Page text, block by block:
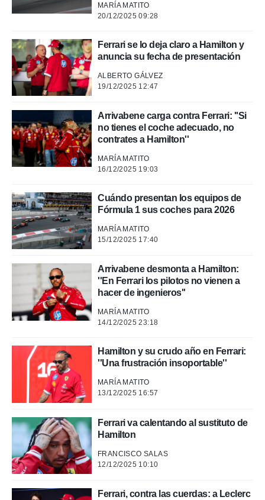
publicidad
1199
MARÍA MATITO
20/12/2025 09:28
Ferrari se lo deja claro a Hamilton y
anuncia su fecha de presentación
ALBERTO GÁLVEZ
19/12/2025 12:47
Arrivabene carga contra Ferrari: ''Si
no tienes el coche adecuado, no
contrates a Hamilton''
MARÍA MATITO
16/12/2025 19:03
Cuándo presentan los equipos de
Fórmula 1 sus coches para 2026
MARÍA MATITO
15/12/2025 17:40
Arrivabene desmonta a Hamilton:
''En Ferrari los pilotos no vienen a
hacer de ingenieros''
MARÍA MATITO
14/12/2025 23:18
Hamilton y su crudo año en Ferrari:
''Una frustración insoportable''
MARÍA MATITO
13/12/2025 16:57
Ferrari va calentando al sustituto de
Hamilton
FRANCISCO SALAS
12/12/2025 10:10
Ferrari, contra las cuerdas: a Leclerc